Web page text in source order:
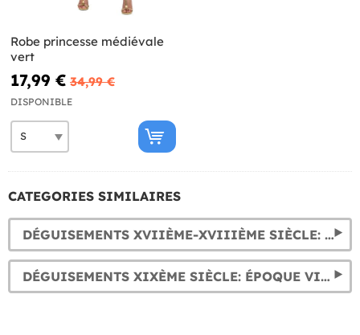
Robe princesse médiévale
vert
17,99 € 34,99 €
DISPONIBLE
CATEGORIES SIMILAIRES
DÉGUISEMENTS XVIIÈME-XVIIIÈME SIÈCLE: BAROQUE & RÉVOLUTION FRANÇAISE
DÉGUISEMENTS XIXÈME SIÈCLE: ÉPOQUE VICTORIENNE